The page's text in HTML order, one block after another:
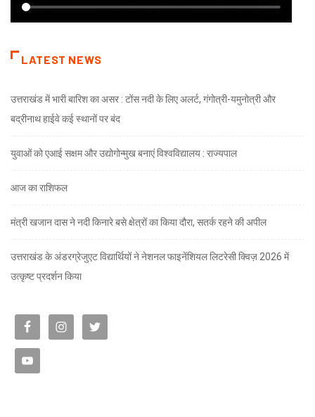
LATEST NEWS
उत्तराखंड में भारी बारिश का असर : टोंस नदी के लिए अलर्ट, गंगोत्री-यमुनोत्री और
बद्रीनाथ हाईवे कई स्थानों पर बंद
युवाओं को एआई सक्षम और उद्योगोन्मुख बनाएं विश्वविद्यालय : राज्यपाल
आज का राशिफल
मंत्री खजान दास ने नदी किनारे बसे क्षेत्रों का किया दौरा, सतर्क रहने की अपील
उत्तराखंड के अंडरग्रेजुएट विद्यार्थियों ने नेशनल फाइनेंशियल लिटरेसी क्विज़ 2026 में
उत्कृष्ट प्रदर्शन किया